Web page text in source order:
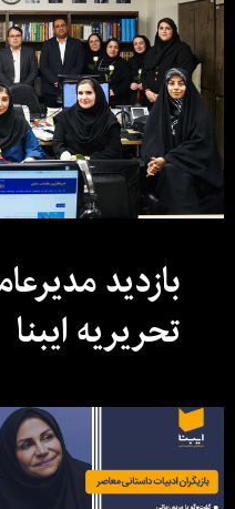
بازدید
تحریریه ایبنا